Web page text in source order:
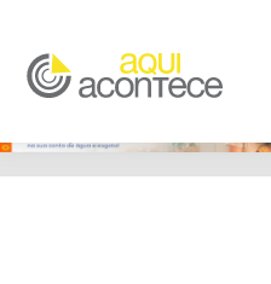
googleb82de9a22cec23e8.html